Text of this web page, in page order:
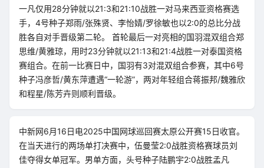
一凡仅用28分钟就以21:3和21:10战胜一对马来西亚资格赛选
手，4号种子郑雨/张殊贤、李怡婧/罗徐敏也以2:0的总比分战
胜各自对手晋级第二轮。 首轮最后一对亮相的国羽混双组合郑
思维/黄雅琼，用时23分钟就以21:13和21:4战胜一对泰国资格
赛组合。在前一比赛日中，国羽有3对混双组合参赛，其中6号
种子冯彦哲/黄东萍遭遇“一轮游”，两对年轻组合蒋振邦/魏雅欣
和程星/陈芳卉则顺利晋级。
中新网6月16日电2025中国网球巡回赛太原公开赛15日收官。
在当天进行的两场单打决赛中，伍曼莹2:0战胜资格赛球员刘
佳夺得女单冠军。男单方面，头号种子陆鹏宇2:0战胜孟凡